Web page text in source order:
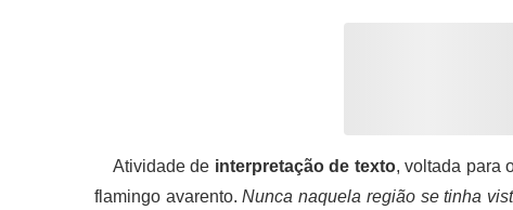
Atividade de interpretação de texto, voltada para
flamingo avarento.Nunca naquela região se tinha